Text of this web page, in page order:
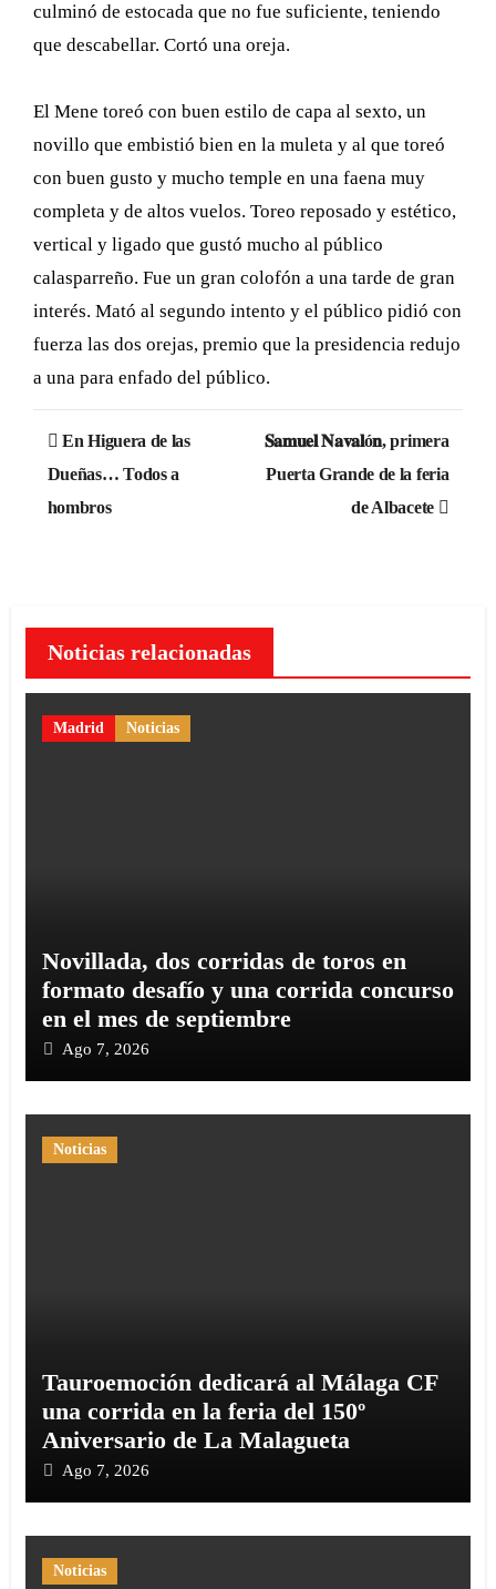
culminó de estocada que no fue suficiente, teniendo
que descabellar. Cortó una oreja.
El Mene toreó con buen estilo de capa al sexto, un
novillo que embistió bien en la muleta y al que toreó
con buen gusto y mucho temple en una faena muy
completa y de altos vuelos. Toreo reposado y estético,
vertical y ligado que gustó mucho al público
calasparreño. Fue un gran colofón a una tarde de gran
interés. Mató al segundo intento y el público pidió con
fuerza las dos orejas, premio que la presidencia redujo
a una para enfado del público.
Navegación
de
entradas
En Higuera de las
Dueñas… Todos a
hombros
𝐒𝐚𝐦𝐮𝐞𝐥 𝐍𝐚𝐯𝐚𝐥ó𝐧, primera
Puerta Grande de la feria
de Albacete
Noticias relacionadas
Madrid Noticias
Novillada, dos corridas de toros en
formato desafío y una corrida concurso
en el mes de septiembre
Ago 7, 2026
Noticias
Tauroemoción dedicará al Málaga CF
una corrida en la feria del 150º
Aniversario de La Malagueta
Ago 7, 2026
Noticias